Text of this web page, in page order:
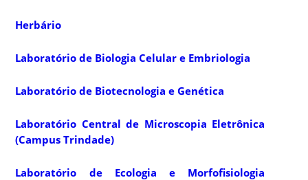
Herbário
Laboratório de Biologia Celular e Embriologia
Laboratório de Biotecnologia e Genética
Laboratório Central de Microscopia Eletrônica
(Campus Trindade)
Laboratório de Ecologia e Morfofisiologia